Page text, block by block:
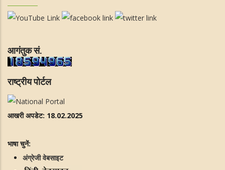
आगंतुक सं.
राष्ट्रीय पोर्टल
आखरी अपडेट: 18.02.2025
भाषा चुनें:
अंग्रेजी वेबसाइट